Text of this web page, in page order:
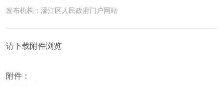
发布机构： 濠江区人民政府门户网站
请下载附件浏览
附件：